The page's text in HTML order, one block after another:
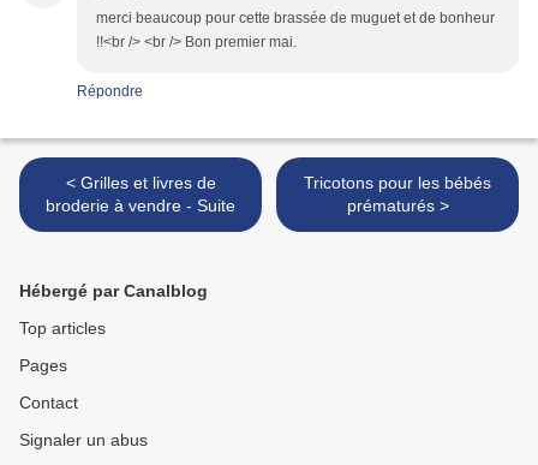
merci beaucoup pour cette brassée de muguet et de bonheur
!!<br /> <br /> Bon premier mai.
Répondre
< Grilles et livres de
broderie à vendre - Suite
Tricotons pour les bébés
prématurés >
Hébergé par Canalblog
Top articles
Pages
Contact
Signaler un abus